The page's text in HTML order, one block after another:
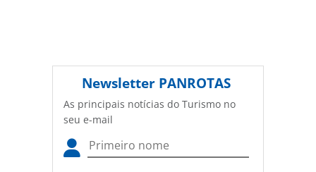
Newsletter PANROTAS
As principais notícias do Turismo no
seu e-mail